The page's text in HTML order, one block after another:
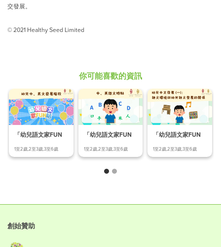
交發展。
© 2021 Healthy Seed Limited
你可能喜歡的資訊
「幼兒語文家FUN
展階
1至2歲,2至3歲,3至6歲
「幼兒語文家FUN
1至2歲,2至3歲,3至6歲
「幼兒語文家FUN
語文
1至2歲,2至3歲,3至6歲
創始贊助